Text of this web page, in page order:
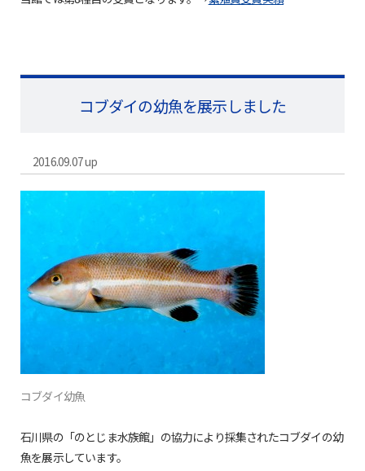
コブダイの幼魚を展示しました
2016.09.07 up
コブダイ幼魚
石川県の「のとじま水族館」の協力により採集されたコブダイの幼
魚を展示しています。